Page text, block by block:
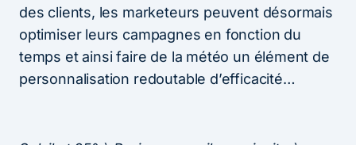
des clients, les marketeurs peuvent désormais
optimiser leurs campagnes en fonction du
temps et ainsi faire de la météo un élément de
personnalisation redoutable d’efficacité…